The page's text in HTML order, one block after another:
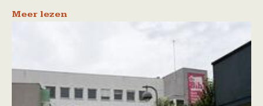
Meer lezen